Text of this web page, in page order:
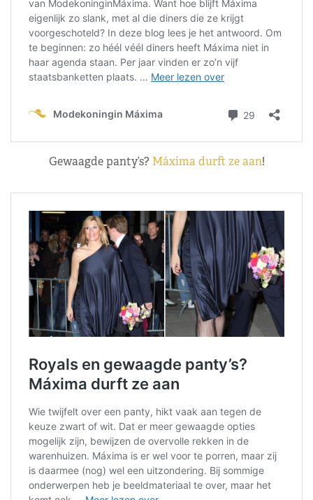
Gewaagde panty’s? Máxima durft ze aan!